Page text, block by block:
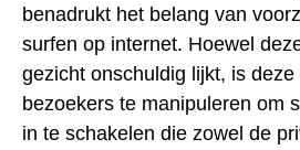
benadrukt het belang van
surfen op internet. Hoewel
gezicht onschuldig lijkt, is
bezoekers te manipuleren om
in te schakelen die zowel de